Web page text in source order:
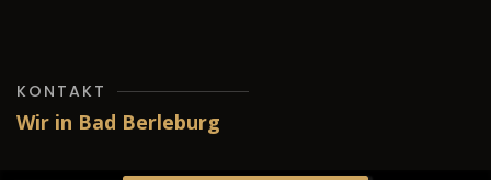
KONTAKT
Wir in Bad Berleburg